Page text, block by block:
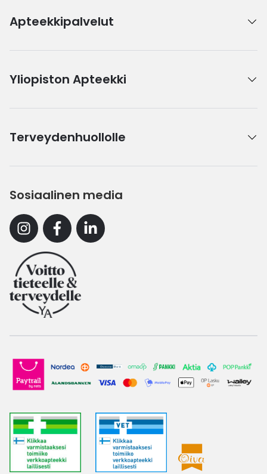
Apteekkipalvelut
Yliopiston Apteekki
Terveydenhuollolle
Sosiaalinen media
InstagramFacebookLinkedin